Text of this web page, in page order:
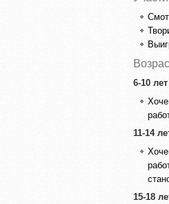
6-10 лет
11-14
15-18